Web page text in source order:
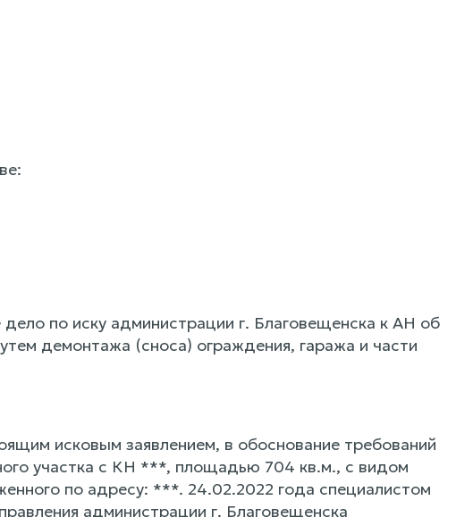
по иску администрации г. Благовещенска к АН об
демонтажа (сноса) ограждения, гаража и части
исковым заявлением, в обоснование требований
участка с КН ***, площадью 704 кв.м., с видом
по адресу: ***. 24.02.2022 года специалистом
администрации г. Благовещенска